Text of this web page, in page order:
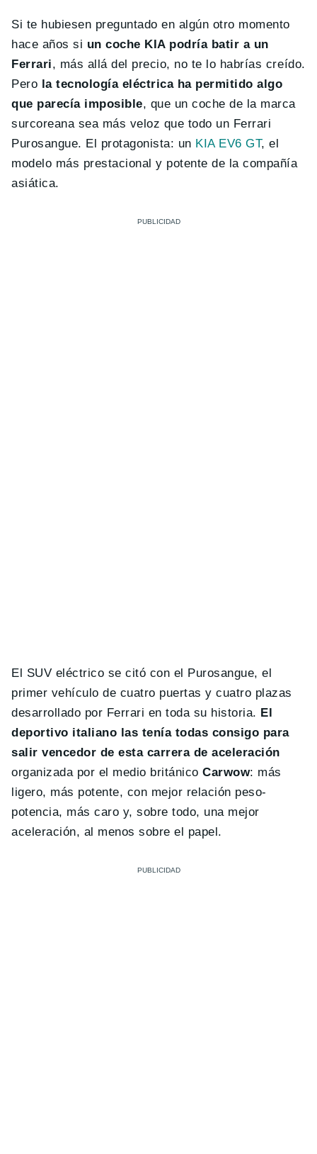
Si te hubiesen preguntado en algún otro momento
hace años si un coche KIA podría batir a un
Ferrari, más allá del precio, no te lo habrías creído.
Pero la tecnología eléctrica ha permitido algo
que parecía imposible, que un coche de la marca
surcoreana sea más veloz que todo un Ferrari
Purosangue. El protagonista: un KIA EV6 GT, el
modelo más prestacional y potente de la compañía
asiática.
El SUV eléctrico se citó con el Purosangue, el
primer vehículo de cuatro puertas y cuatro plazas
desarrollado por Ferrari en toda su historia. El
deportivo italiano las tenía todas consigo para
salir vencedor de esta carrera de aceleración
organizada por el medio británicoCarwow: más
ligero, más potente, con mejor relación peso-
potencia, más caro y, sobre todo, una mejor
aceleración, al menos sobre el papel.